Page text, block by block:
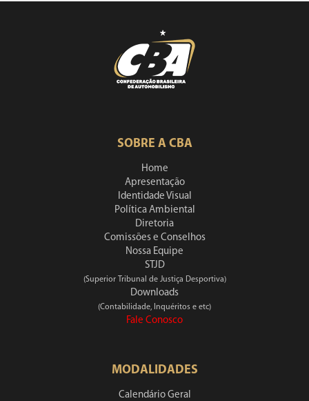
SOBRE A CBA
Home
Apresentação
Identidade Visual
Política Ambiental
Diretoria
Comissões e Conselhos
Nossa Equipe
STJD
(Superior Tribunal de Justiça Desportiva)
Downloads
(Contabilidade, Inquéritos e etc)
Fale Conosco
MODALIDADES
Calendário Geral